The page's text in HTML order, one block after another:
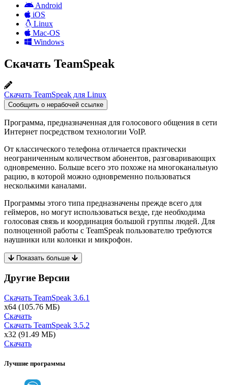
Android
iOS
Linux
Mac-OS
Windows
Скачать TeamSpeak
Скачать TeamSpeak для Linux
Сообщить о нерабочей ссылке
Программа, предназначенная для голосового общения в сети
Интернет посредством технологии VoIP.
От классического телефона отличается практически
неограниченным количеством абонентов, разговаривающих
одновременно. Больше всего это похоже на многоканальную
рацию, в которой можно одновременно пользоваться
несколькими каналами.
Программы этого типа предназначены прежде всего для
геймеров, но могут использоваться везде, где необходима
голосовая связь и координация большой группы людей. Для
полноценной работы с TeamSpeak пользователю требуются
наушники или колонки и микрофон.
Показать больше
Другие Версии
Скачать TeamSpeak 3.6.1
x64 (105.76 МБ)
Скачать
Скачать TeamSpeak 3.5.2
x32 (91.49 МБ)
Скачать
Лучшие программы